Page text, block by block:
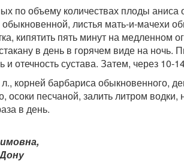
по объему количествах плоды
листья мать-и-мачехи
кипятить пять минут на медленном
в день в горячем виде на ночь.
отечность сустава. Затем, через 10-
корней барбариса обыкновенного,
осоки песчаной, залить литром
в день.